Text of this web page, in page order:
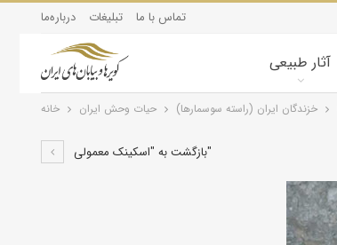
درباره‌ما تبلیغات تماس با ما
آثار طبیعی
خانه حیات وحش ایران خزندگان ايران (راسته سوسمارها)
بازگشت به "اسکینک معمولی"